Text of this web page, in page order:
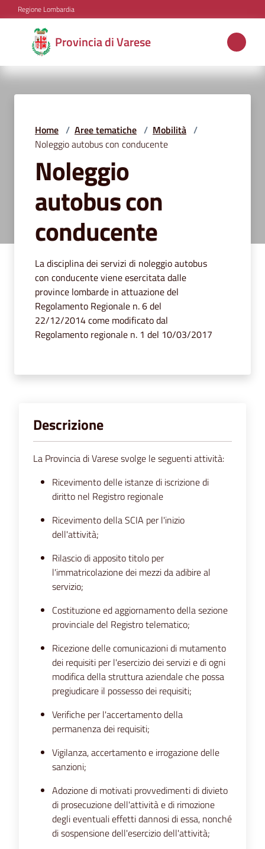
Vai al contenuto
Vai alla navigazione
Vai al footer
Regione Lombardia
Provincia di Varese
Provincia
di
Varese
Aree
tematiche
Servizi
segnalazioni
News
Eventi
Seguici
Home / Aree tematiche / Mobilità /
Noleggio autobus con conducente
Noleggio
autobus con
conducente
La disciplina dei servizi di noleggio autobus
con conducente viene esercitata dalle
province lombarde in attuazione del
Regolamento Regionale n. 6 del
22/12/2014 come modificato dal
Regolamento regionale n. 1 del 10/03/2017
Descrizione
La Provincia di Varese svolge le seguenti attività:
Ricevimento delle istanze di iscrizione di
diritto nel Registro regionale
Ricevimento della SCIA per l'inizio
dell'attività;
Rilascio di apposito titolo per
l'immatricolazione dei mezzi da adibire al
servizio;
Costituzione ed aggiornamento della sezione
provinciale del Registro telematico;
Ricezione delle comunicazioni di mutamento
dei requisiti per l'esercizio dei servizi e di ogni
modifica della struttura aziendale che possa
pregiudicare il possesso dei requisiti;
Verifiche per l'accertamento della
permanenza dei requisiti;
Vigilanza, accertamento e irrogazione delle
sanzioni;
Adozione di motivati provvedimenti di divieto
di prosecuzione dell'attività e di rimozione
degli eventuali effetti dannosi di essa, nonché
di sospensione dell'esercizio dell'attività;